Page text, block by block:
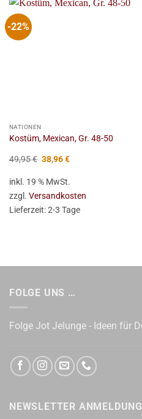
-22%
NATIONEN
Kostüm, Mexican, Gr. 48-50
49,95€ Ursprünglicher
Preis
49,95 €
38,96€Aktueller
38,96 €.
inkl. 19 % MwSt.
zzgl. Versandkosten
Lieferzeit:2-3 Tage
FOLGE UNS …
Folge Jot Jelunge - Ideen für
NEWSLETTER ANMELDUNG